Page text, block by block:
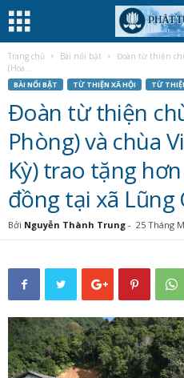
Trang chủ Bài nổi bật
Đoàn từ thiện
(Hoa...
BÀI NỔI BẬT TỪ THIỆN XÃ HỘI TỪ
Đoàn từ thiện
Phòng) và chùa
Kỳ) trao tặng
đồng tại xã Lũng
Bởi Nguyễn Thành Trung - 25 Tháng